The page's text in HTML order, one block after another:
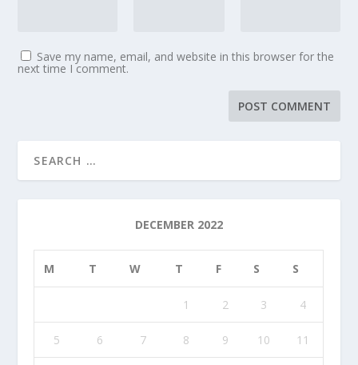
Save my name, email, and website in this browser for the
next time I comment.
DECEMBER 2022
M T W T F S S
1 2 3 4
5 6 7 8 9 10 11